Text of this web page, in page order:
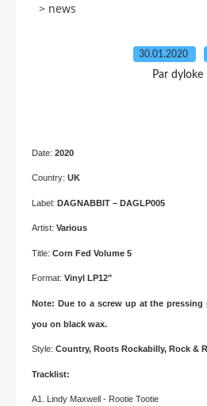
> news
30.01.2020
Par dyloke
Date: 2020
Country: UK
Label: DAGNABBIT – DAGLP005
Artist: Various
Title: Corn Fed Volume 5
Format: Vinyl LP12"
Note: Due to a screw up at the
you on black wax.
Style: Country, Roots Rockabilly, Rock &
Tracklist:
A1. Lindy Maxwell - Rootie Tootie